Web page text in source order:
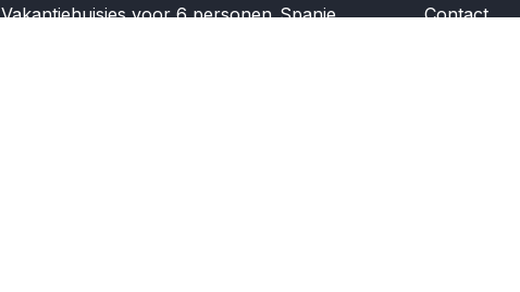
Vakantiehuisjes voor 6 personen Spanje
Contact